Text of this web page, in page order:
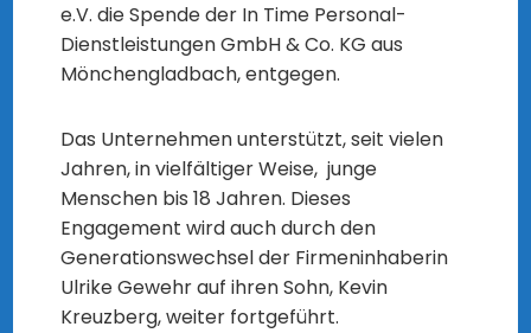
e.V. die Spende der In Time Personal-
Dienstleistungen GmbH & Co. KG aus
Mönchengladbach, entgegen.
Das Unternehmen unterstützt, seit vielen
Jahren, in vielfältiger Weise, junge
Menschen bis 18 Jahren. Dieses
Engagement wird auch durch den
Generationswechsel der Firmeninhaberin
Ulrike Gewehr auf ihren Sohn, Kevin
Kreuzberg, weiter fortgeführt.